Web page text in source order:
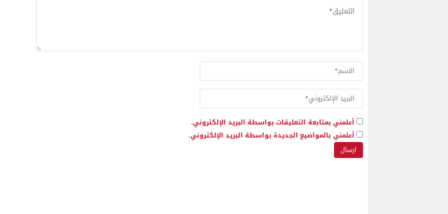
أعلمني بمتابعة التعليقات بواسطة البريد الإلكتروني.
أعلمني بالمواضيع الجديدة بواسطة البريد الإلكتروني.